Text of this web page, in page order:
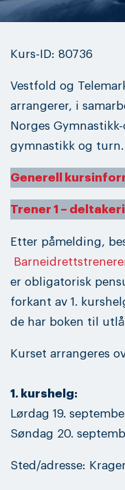
Kurs-ID: 80736
Vestfold og
arrangerer, i
Norges
gymnastikk og turn.
Generell
Trener 1 –
Etter påmelding,
er obligatorisk
forkant av 1.
de har boken til
Kurset arrangeres
1. kurshelg:
Lørdag 19.
Søndag 20.
Sted/adresse: